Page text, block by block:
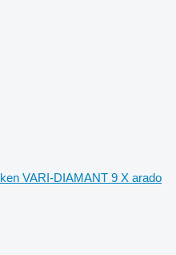
VARI-DIAMANT 9 X arado